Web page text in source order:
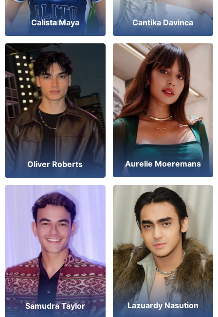
Calista Maya Cantika Davinca
Oliver Roberts Aurelie Moeremans
Samudra Taylor Lazuardy Nasution